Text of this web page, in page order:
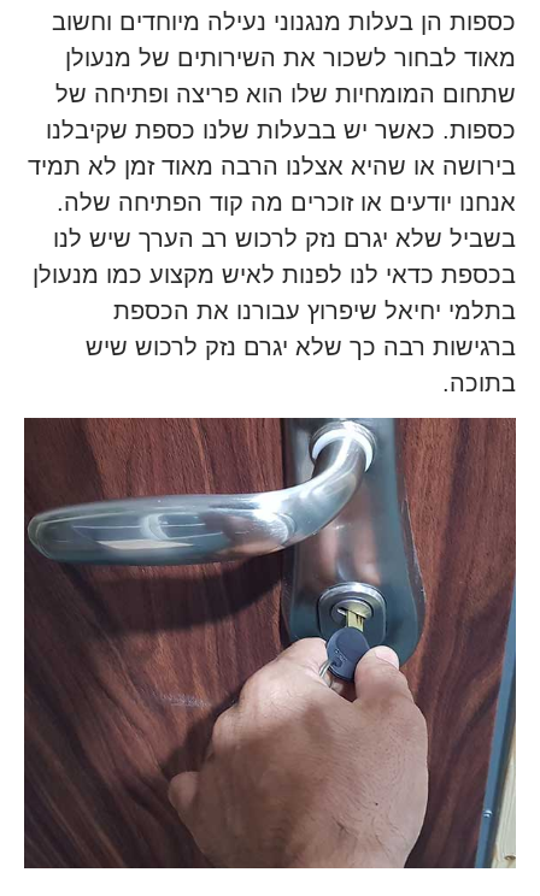
כספות הן בעלות מנגנוני נעילה מיוחדים וחשוב
מאוד לבחור לשכור את השירותים של מנעולן
שתחום המומחיות שלו הוא פריצה ופתיחה של
כספות. כאשר יש בבעלות שלנו כספת שקיבלנו
בירושה או שהיא אצלנו הרבה מאוד זמן לא תמיד
אנחנו יודעים או זוכרים מה קוד הפתיחה שלה.
בשביל שלא יגרם נזק לרכוש רב הערך שיש לנו
בכספת כדאי לנו לפנות לאיש מקצוע כמו מנעולן
בתלמי יחיאל שיפרוץ עבורנו את הכספת
ברגישות רבה כך שלא יגרם נזק לרכוש שיש
בתוכה.